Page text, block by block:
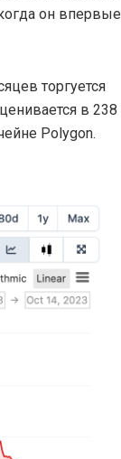
он впервые
торгуется
в 238
Polygon.